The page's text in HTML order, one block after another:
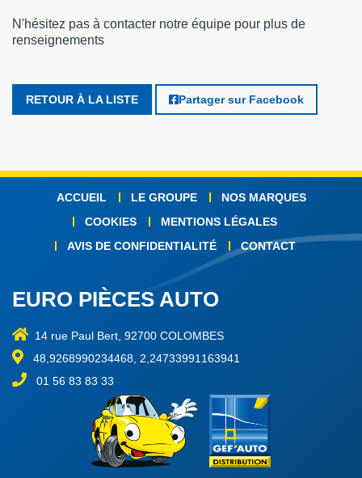
N'hésitez pas à contacter notre équipe pour plus de
renseignements
RETOUR À LA LISTE Partager sur Facebook
ACCUEIL LE GROUPE
NOS MARQUES
COOKIES
MENTIONS LÉGALES
AVIS DE CONFIDENTIALITÉ
CONTACT
EURO PIÈCES AUTO
14 rue Paul Bert, 92700 COLOMBES
48,9268990234468, 2,24733991163941
01 56 83 83 33